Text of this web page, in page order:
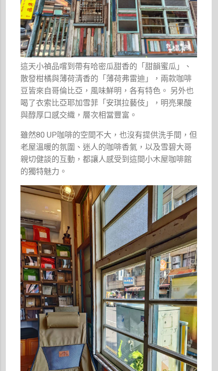
這天小禎品嚐到帶有哈密瓜甜香的「甜韻蜜瓜」、
散發柑橘與薄荷清香的「薄荷弗雷迪」，兩款咖啡
豆皆來自哥倫比亞，風味鮮明，各有特色。 另外也
喝了衣索比亞耶加雪菲「安琪拉藝伎」，明亮果酸
與醇厚口感交織，層次相當豐富。
雖然80 UP咖啡的空間不大，也沒有提供洗手間，但
老屋溫暖的氛圍、迷人的咖啡香氣，以及雪碧大哥
親切健談的互動，都讓人感受到這間小木屋咖啡館
的獨特魅力。